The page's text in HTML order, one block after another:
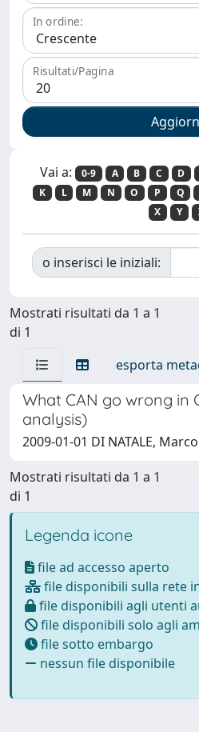
In ordine:
Risultati/Pagina
Vai a: 0-9 A B C D
K
L M N O P Q
X
Y
o inserisci le iniziali:
Mostrati risultati da 1 a 1
di 1
esporta
What CAN go wrong in
analysis)
2009-01-01 DI NATALE, Marco
Mostrati risultati da 1 a 1
di 1
Legenda icone
file ad accesso aperto
file disponibili sulla rete
file disponibili agli utenti
file disponibili solo agli
file sotto embargo
nessun file disponibile